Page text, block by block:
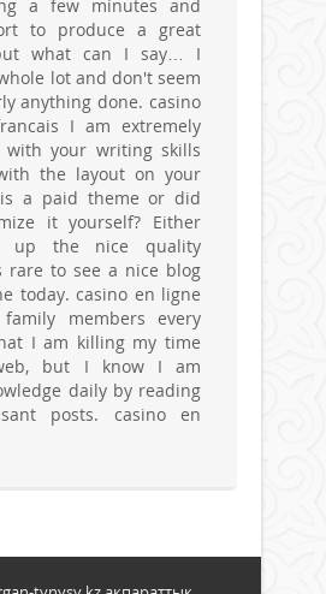
a few minutes and
to produce a great
what can I say… I
lot and don't seem
anything done. casino
I am extremely
with your writing skills
the layout on your
a paid theme or did
it yourself? Either
up the nice quality
rare to see a nice blog
today. casino en ligne
members every
I am killing my time
but I know I am
daily by reading
posts. casino en